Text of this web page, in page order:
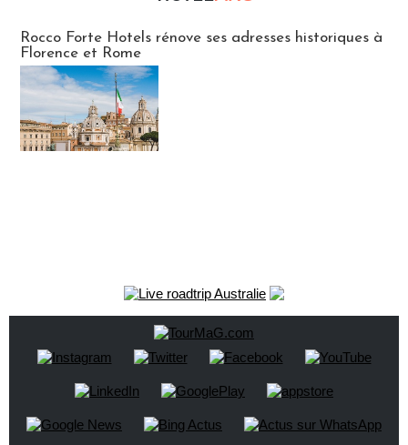
Rocco Forte Hotels rénove ses adresses historiques à
Florence et Rome